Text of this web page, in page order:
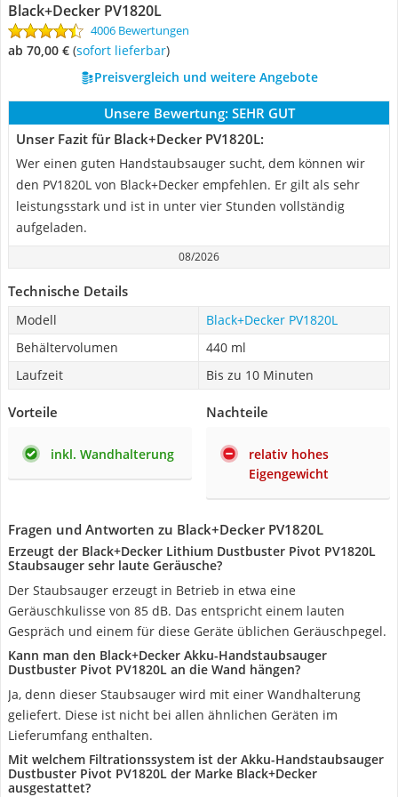
Black+Decker PV1820L
4006 Bewertungen
ab 70,00 € ( Sofort lieferbar)
Preisvergleich und weitere Angebote
Unsere Bewertung: SEHR GUT
Unser Fazit für Black+Decker PV1820L:
Wer einen guten Handstaubsauger sucht, dem können wir
den PV1820L von Black+Decker empfehlen. Er gilt als sehr
leistungsstark und ist in unter vier Stunden vollständig
aufgeladen.
08/2026
Technische Details
Modell
Black+Decker PV1820L
Behältervolumen
440 ml
Laufzeit
Bis zu 10 Minuten
Vorteile
inkl. Wandhalterung
Nachteile
relativ hohes
Eigengewicht
Fragen und Antworten zu Black+Decker PV1820L
Erzeugt der Black+Decker Lithium Dustbuster Pivot PV1820L
Staubsauger sehr laute Geräusche?
Der Staubsauger erzeugt in Betrieb in etwa eine
Geräuschkulisse von 85 dB. Das entspricht einem lauten
Gespräch und einem für diese Geräte üblichen Geräuschpegel.
Kann man den Black+Decker Akku-Handstaubsauger
Dustbuster Pivot PV1820L an die Wand hängen?
Ja, denn dieser Staubsauger wird mit einer Wandhalterung
geliefert. Diese ist nicht bei allen ähnlichen Geräten im
Lieferumfang enthalten.
Mit welchem Filtrationssystem ist der Akku-Handstaubsauger
Dustbuster Pivot PV1820L der Marke Black+Decker
ausgestattet?